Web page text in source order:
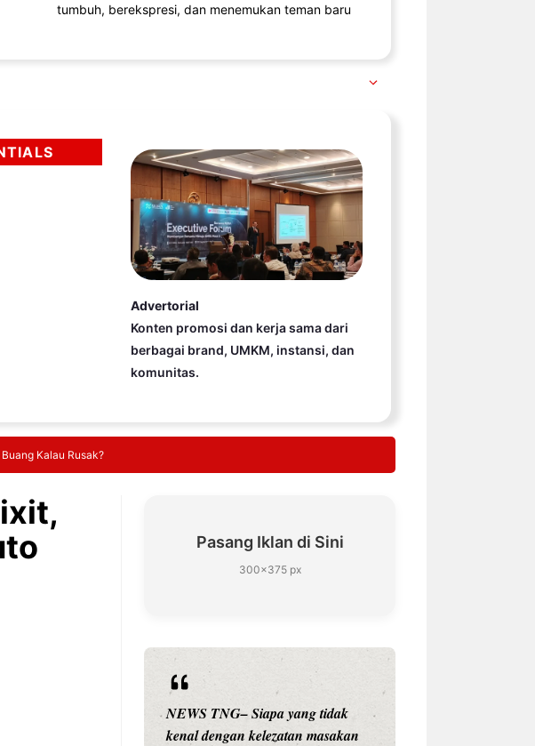
tumbuh, berekspresi, dan menemukan teman baru
Advertorial
Konten promosi dan kerja sama dari
berbagai brand, UMKM, instansi, dan
komunitas.
Kalau Rusak?
Pasang Iklan di Sini
300×375 px
gak sih
NEWS TNG– Siapa yang tidak
kenal dengan kelezatan masakan